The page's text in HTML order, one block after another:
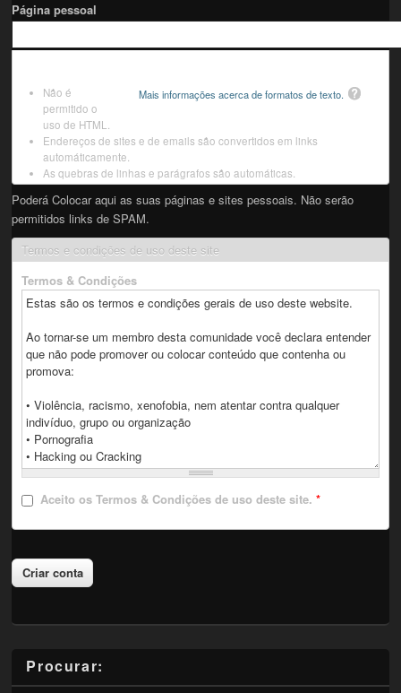
Página pessoal
Mais informações acerca de formatos de texto.
Não é
permitido o
uso de HTML.
Endereços de sites e de emails são convertidos em links
automáticamente.
As quebras de linhas e parágrafos são automáticas.
Poderá Colocar aqui as suas páginas e sites pessoais. Não serão
permitidos links de SPAM.
Termos e condições de uso deste site
Termos & Condições
Aceito os Termos & Condições de uso deste site.*
Procurar: